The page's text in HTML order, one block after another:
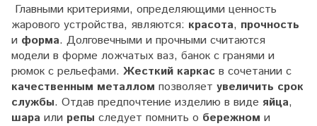
Главными критериями, определяющими ценность
жарового устройства, являются: красота, прочность
и форма. Долговечными и прочными считаются
модели в форме ложчатых ваз, банок с гранями и
рюмок с рельефами. Жесткий каркас в сочетании с
качественным металлом позволяет увеличить срок
службы. Отдав предпочтение изделию в виде яйца,
шара или репы следует помнить о бережном и